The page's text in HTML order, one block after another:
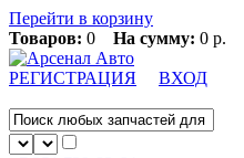
Перейти в корзину
Товаров: 0 На сумму: 0 р.
РЕГИСТРАЦИЯ ВХОД